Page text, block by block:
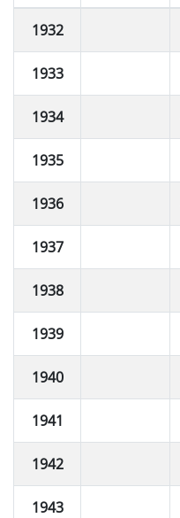
1932
1933
1934
1935
1936
1937
1938
1939
1940
1941
1942
1943